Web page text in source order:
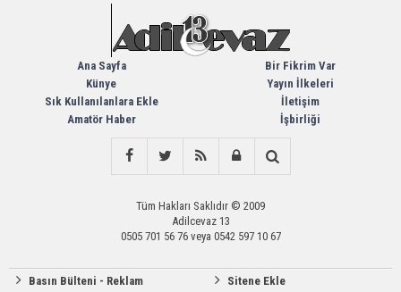
Ana Sayfa
Künye
Sık Kullanılanlara Ekle
Amatör Haber
Bir Fikrim Var
Yayın İlkeleri
İletişim
İşbirliği
Tüm Hakları Saklıdır © 2009
Adilcevaz 13
0505 701 56 76 veya 0542 597 10 67
Basın Bülteni - Reklam Sitene Ekle